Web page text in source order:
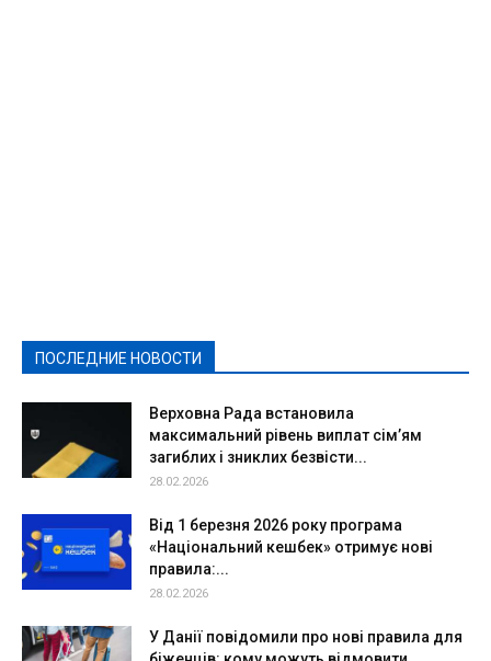
ПОСЛЕДНИЕ НОВОСТИ
Верховна Рада встановила
максимальний рівень виплат сім’ям
загиблих і зниклих безвісти...
28.02.2026
Від 1 березня 2026 року програма
«Національний кешбек» отримує нові
правила:...
28.02.2026
У Данії повідомили про нові правила для